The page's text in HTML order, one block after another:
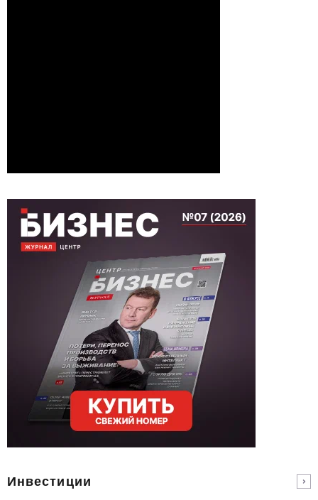
Инвестиции